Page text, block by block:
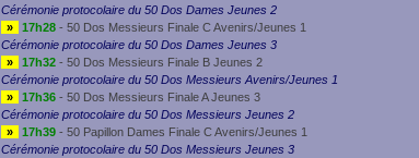
Cérémonie protocolaire du 50 Dos Dames Jeunes 2
»
17h28 - 50 Dos Messieurs Finale C Avenirs/Jeunes 1
Cérémonie protocolaire du 50 Dos Dames Jeunes 3
»
17h32 - 50 Dos Messieurs Finale B Jeunes 2
Cérémonie protocolaire du 50 Dos Messieurs Avenirs/Jeunes 1
»
17h36 - 50 Dos Messieurs Finale A Jeunes 3
Cérémonie protocolaire du 50 Dos Messieurs Jeunes 2
»
17h39 - 50 Papillon Dames Finale C Avenirs/Jeunes 1
Cérémonie protocolaire du 50 Dos Messieurs Jeunes 3